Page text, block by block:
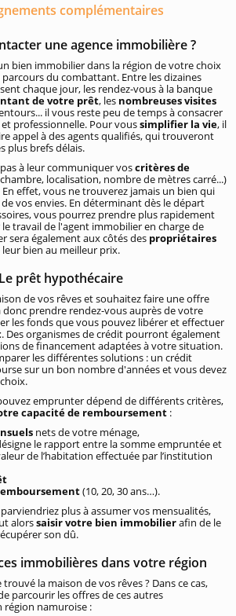
complémentaires
une agence immobilière ?
bien immobilier dans la région de votre choix
du combattant. Entre les dizaines
chaque jour, les rendez-vous à la banque
de votre prêt, les nombreuses visites
il vous reste peu de temps à consacrer
professionnelle. Pour voussimplifier la vie, il
appel à des agents qualifiés, qui trouveront
plus brefs délais.
à leur communiquer voscritères de
localisation, nombre de mètres carré...)
En effet, vous ne trouverez jamais un bien qui
vos envies. En déterminant dès le départ
vous pourrez prendre plus rapidement
travail de l'agent immobilier en charge de
sera également aux côtés des propriétaires
bien au meilleur prix.
Le prêt hypothécaire
de vos rêves et souhaitez faire une offre
prendre rendez-vous auprès de votre
les fonds que vous pouvez libérer et effectuer
. Des organismes de crédit pourront également
de financement adaptées à votre situation.
les différentes solutions : un crédit
sur un bon nombre d'années et vous devez
emprunter dépend de différents critères,
capacité de remboursement :
nets de votre ménage,
le rapport entre la somme empruntée et
de l’habitation effectuée par l’institution
(10, 20, 30 ans…).
plus à assumer vos mensualités,
alorssaisir votre bien immobilierafin de le
son dû.
immobilières dans votre région
trouvé la maison de vos rêves ? Dans ce cas,
parcourir les offres de ces autres
région namuroise :